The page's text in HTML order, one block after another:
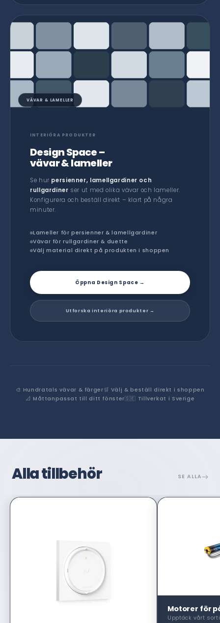
VÄVAR & LAMELLER
INTERIÖRA PRODUKTER
Design Space –
vävar & lameller
Se hur persienner, lamellgardiner och
rullgardiner ser ut med olika vävar och lameller.
Konfigurera och beställ direkt – klart på några
minuter.
Lameller för persienner & lamellgardiner
Vävar för rullgardiner & duette
Välj material direkt på produkten i shoppen
Öppna Design Space →
Utforska interiöra produkter →
🎨 Hundratals vävar & färger 🛒 Välj & beställ direkt i shoppen
📐 Måttanpassat till ditt fönster🇸🇪 Tillverkat i Sverige
Alla tillbehör SE ALLA
Motorer för
Upptäck vårt